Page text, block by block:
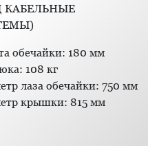
КАБЕЛЬНЫЕ
обечайки: 180 мм
108 кг
лаза обечайки: 750 мм
крышки: 815 мм